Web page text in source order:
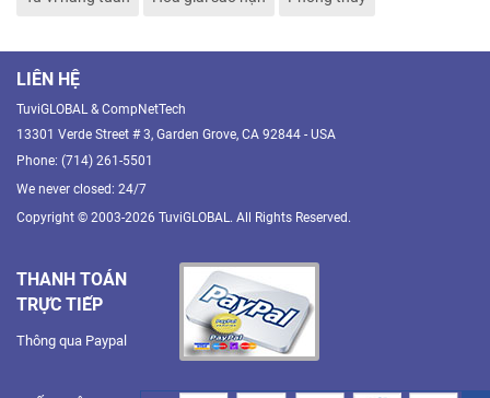
LIÊN HỆ
TuviGLOBAL & CompNetTech
13301 Verde Street # 3, Garden Grove, CA 92844 - USA
Phone: (714) 261-5501
We never closed: 24/7
Copyright © 2003-2026 TuviGLOBAL. All Rights Reserved.
THANH TOÁN
TRỰC TIẾP
Thông qua Paypal